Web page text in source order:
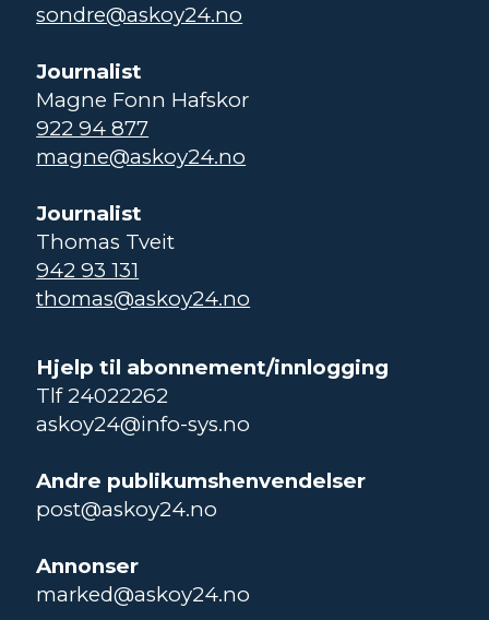
sondre@askoy24.no
Journalist
Magne Fonn Hafskor
922 94 877
magne@askoy24.no
Journalist
Thomas Tveit
942 93 131
thomas@askoy24.no
Hjelp til abonnement/innlogging
Tlf 24022262
askoy24@info-sys.no
Andre publikumshenvendelser
post@askoy24.no
Annonser
marked@askoy24.no